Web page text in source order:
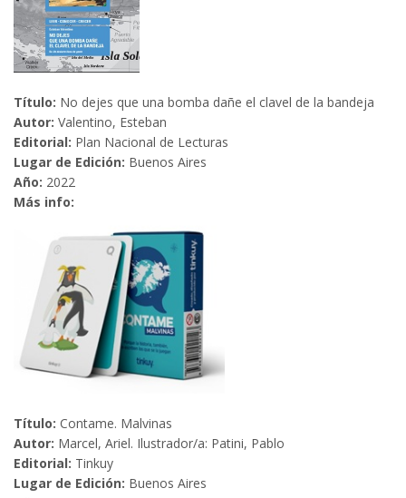
Título: No dejes que una bomba dañe el clavel de la bandeja
Autor: Valentino, Esteban
Editorial: Plan Nacional de Lecturas
Lugar de Edición: Buenos Aires
Año: 2022
Más info:
Título: Contame. Malvinas
Autor: Marcel, Ariel. Ilustrador/a: Patini, Pablo
Editorial: Tinkuy
Lugar de Edición: Buenos Aires